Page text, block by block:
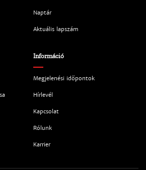
Naptár
Aktuális lapszám
Információ
Megjelenési időpontok
Hírlevél
Kapcsolat
Rólunk
Karrier